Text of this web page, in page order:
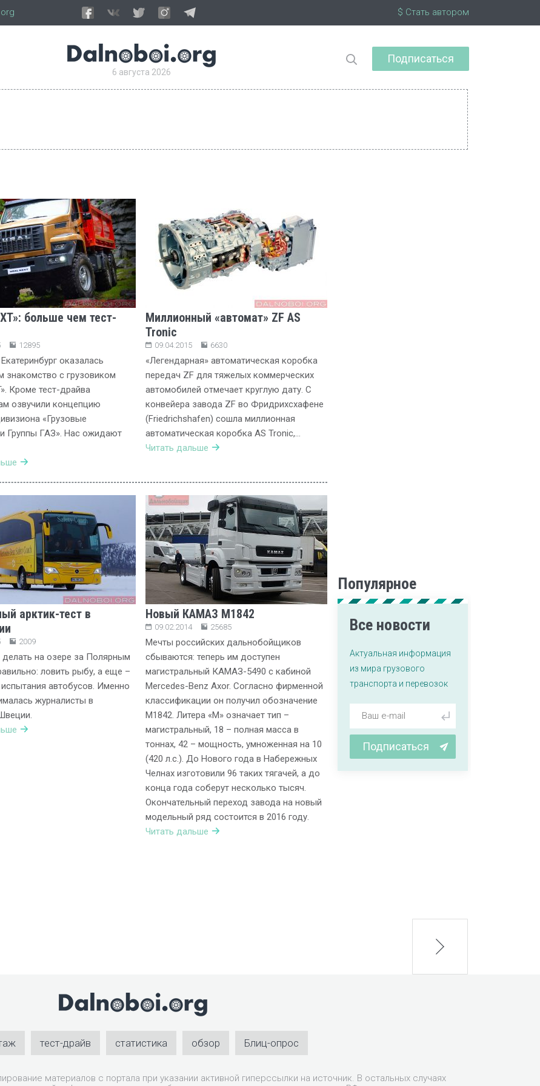
$ Стать автором
6 августа 2026
Подписаться
больше чем тест-
12895
оказалась
знакомство с грузовиком
Кроме тест-драйва
озвучили концепцию
«Грузовые
Группы ГАЗ». Нас ожидают
Миллионный «автомат» ZF AS
Tronic
09.04.2015 6630
«Легендарная» автоматическая коробка
передач ZF для тяжелых коммерческих
автомобилей отмечает круглую дату. С
конвейера завода ZF во Фридрихсхафене
(Friedrichshafen) сошла миллионная
автоматическая коробка AS Tronic,…
Читать дальше
арктик-тест в
2009
на озере за Полярным
ловить рыбу, а еще –
автобусов. Именно
журналисты в
Новый КАМАЗ М1842
09.02.2014 25685
Мечты российских дальнобойщиков
сбываются: теперь им доступен
магистральный КАМАЗ-5490 с кабиной
Mercedes-Benz Axor. Согласно фирменной
классификации он получил обозначение
М1842. Литера «М» означает тип –
магистральный, 18 – полная масса в
тоннах, 42 – мощность, умноженная на 10
(420 л.с.). До Нового года в Набережных
Челнах изготовили 96 таких тягачей, а до
конца года соберут несколько тысяч.
Окончательный переход завода на новый
модельный ряд состоится в 2016 году.
Читать дальше
Популярное
Все новости
Актуальная информация
из мира грузового
транспорта и перевозок
Подписаться
next
тест-драйв статистика обзор Блиц-опрос
материалов с портала при указании активной гиперссылки на источник. В остальных случаях